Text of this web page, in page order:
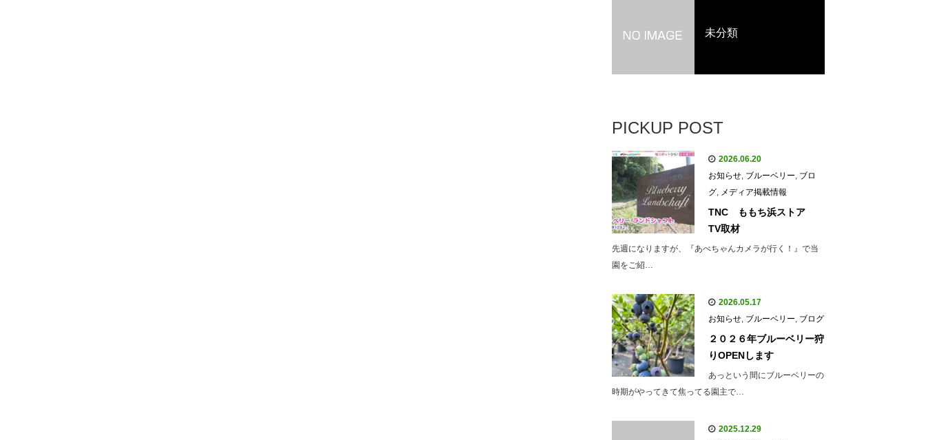
未分類
PICKUP POST
2026.06.20
お知らせ, ブルーベリー, ブロ
グ, メディア掲載情報
TNC ももち浜ストア
TV取材
先週になりますが、『あべちゃんカメラが行く！』で当
園をご紹…
2026.05.17
お知らせ, ブルーベリー, ブログ
２０２６年ブルーベリー狩
りOPENします
あっという間にブルーベリーの
時期がやってきて焦ってる園主で…
2025.12.29